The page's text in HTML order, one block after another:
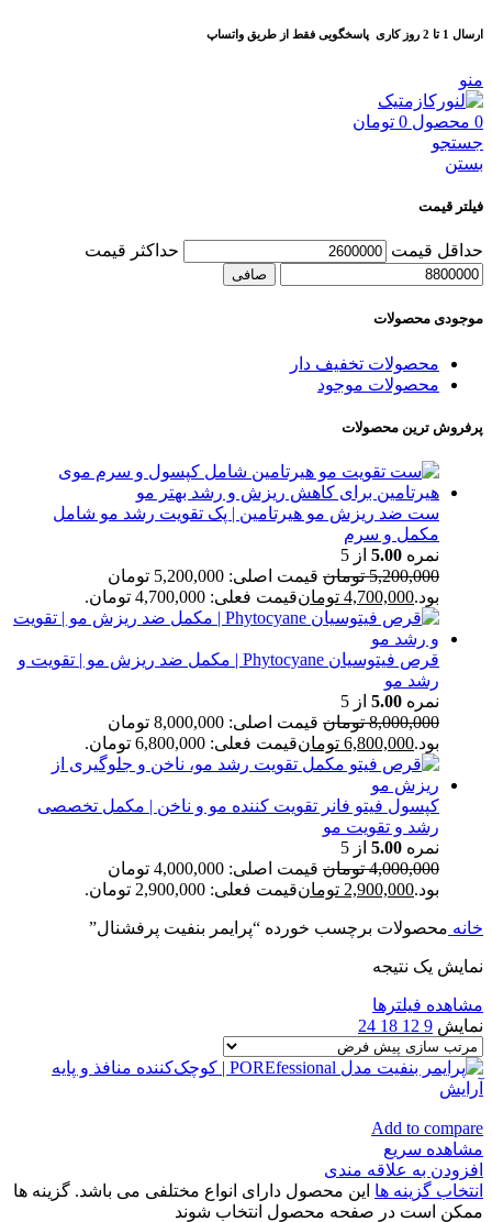
ارسال 1 تا 2 روز کاری پاسخگویی فقط از طریق واتساپ
منو
0 محصول 0 تومان
جستجو
بستن
فیلتر قیمت
حداقل قیمت حداكثر قيمت
صافی
موجودی محصولات
محصولات تخفیف دار
محصولات موجود
پرفروش ترین محصولات
ست ضد ریزش مو هیرتامین | پک تقویت رشد مو شامل
مکمل و سرم
نمره 5.00 از 5
5,200,000 تومان
قیمت اصلی: 5,200,000 تومان
بود.4,700,000 تومانقیمت فعلی: 4,700,000 تومان.
قرص فیتوسیان Phytocyane | مکمل ضد ریزش مو | تقویت و
رشد مو
نمره 5.00 از 5
8,000,000 تومان
قیمت اصلی: 8,000,000 تومان
بود.6,800,000 تومانقیمت فعلی: 6,800,000 تومان.
کپسول فیتو فانر تقویت کننده مو و ناخن | مکمل تخصصی
رشد و تقویت مو
نمره 5.00 از 5
4,000,000 تومان
قیمت اصلی: 4,000,000 تومان
بود.2,900,000 تومانقیمت فعلی: 2,900,000 تومان.
خانه محصولات برچسب خورده “پرايمر بنفيت پرفشنال”
نمایش یک نتیجه
مشاهده فیلترها
نمایش 9
12
18
24
Add to compare
مشاهده سریع
افزودن به علاقه مندی
انتخاب گزینه ها این محصول دارای انواع مختلفی می باشد. گزینه ها
ممکن است در صفحه محصول انتخاب شوند